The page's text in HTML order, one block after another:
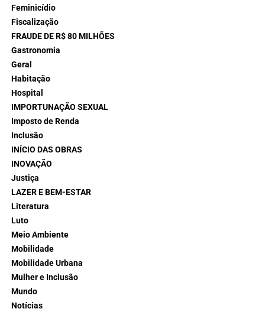
Feminicídio
Fiscalização
FRAUDE DE R$ 80 MILHÕES
Gastronomia
Geral
Habitação
Hospital
IMPORTUNAÇÃO SEXUAL
Imposto de Renda
Inclusão
INÍCIO DAS OBRAS
INOVAÇÃO
Justiça
LAZER E BEM-ESTAR
Literatura
Luto
Meio Ambiente
Mobilidade
Mobilidade Urbana
Mulher e Inclusão
Mundo
Notícias